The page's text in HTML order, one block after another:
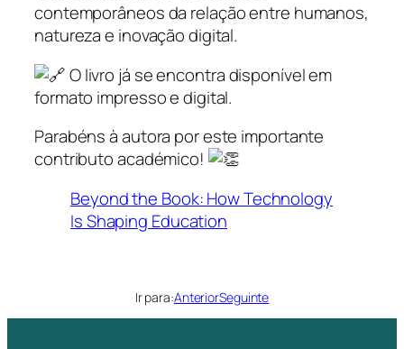
contemporâneos da relação entre humanos,
natureza e inovação digital.
O livro já se encontra disponível em
formato impresso e digital.
Parabéns à autora por este importante
contributo académico!
Beyond the Book: How Technology
Is Shaping Education
Ir para:AnteriorSeguinte